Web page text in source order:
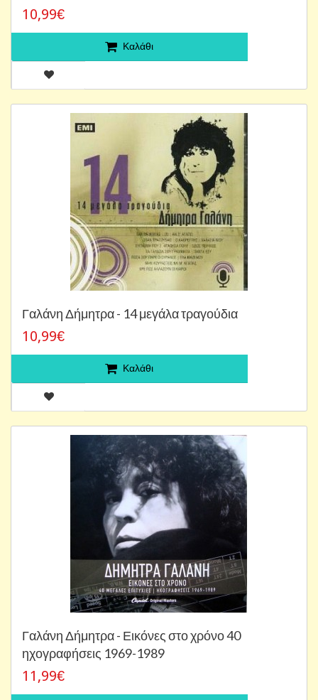
10,99€
Καλάθι
Γαλάνη Δήμητρα - 14 μεγάλα τραγούδια
10,99€
Καλάθι
Γαλάνη Δήμητρα - Εικόνες στο χρόνο 40
ηχογραφήσεις 1969-1989
11,99€